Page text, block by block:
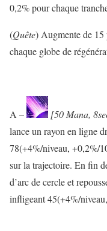
0,2% pour chaque
(Quête) Augmente de
chaque globe de
A – [50 Mana,
lance un rayon en ligne
78(+4%/niveau, +0,2%/
sur la trajectoire. En fin
d’arc de cercle et
infligeant 45(+4%/